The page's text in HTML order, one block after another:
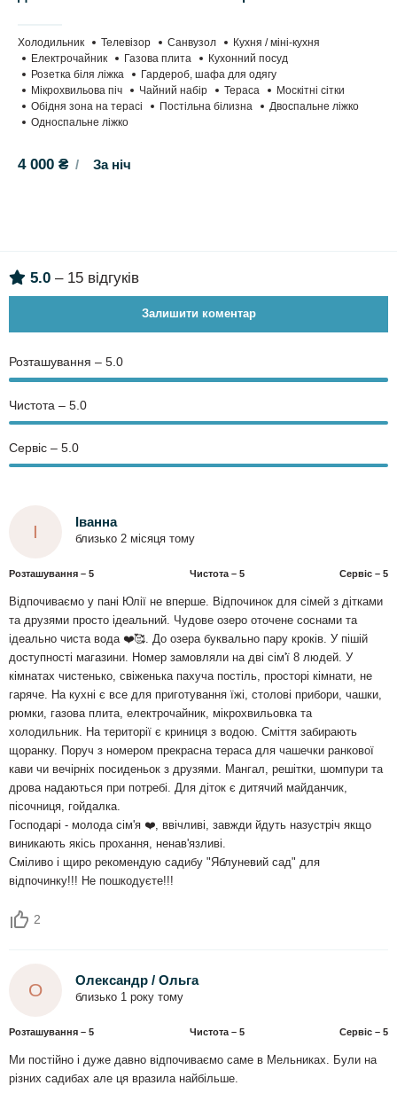
Холодильник Телевізор Санвузол
Кухня / міні-кухня
Електрочайник
Газова плита
Кухонний посуд
Розетка біля ліжка
Гардероб, шафа для одягу
Мікрохвильова піч
Чайний набір Тераса
Москітні сітки
Обідня зона на терасі
Постільна білизна
Двоспальне ліжко
Односпальне ліжко
4 000 ₴ За ніч
5.0 – 15 відгуків
Залишити коментар
Розташування – 5.0
Чистота – 5.0
Сервіс – 5.0
І Іванна
близько 2 місяця тому
Розташування – 5 Чистота – 5 Сервіс – 5
Відпочиваємо у пані Юлії не вперше. Відпочинок для сімей з дітками
та друзями просто ідеальний. Чудове озеро оточене соснами та
ідеально чиста вода ❤️🥰. До озера буквально пару кроків. У пішій
доступності магазини. Номер замовляли на дві сім'ї 8 людей. У
кімнатах чистенько, свіженька пахуча постіль, просторі кімнати, не
гаряче. На кухні є все для приготування їжі, столові прибори, чашки,
рюмки, газова плита, електрочайник, мікрохвильовка та
холодильник. На території є криниця з водою. Сміття забирають
щоранку. Поруч з номером прекрасна тераса для чашечки ранкової
кави чи вечірніх посиденьок з друзями. Мангал, решітки, шомпури та
дрова надаються при потребі. Для діток є дитячий майданчик,
пісочниця, гойдалка.
Господарі - молода сім'я ❤️, ввічливі, завжди йдуть назустріч якщо
виникають якісь прохання, ненав'язливі.
Сміливо і щиро рекомендую садибу "Яблуневий сад" для
відпочинку!!! Не пошкодуєте!!!
2
О Олександр / Ольга
близько 1 року тому
Розташування – 5 Чистота – 5 Сервіс – 5
Ми постійно і дуже давно відпочиваємо саме в Мельниках. Були на
різних садибах але ця вразила найбільше.